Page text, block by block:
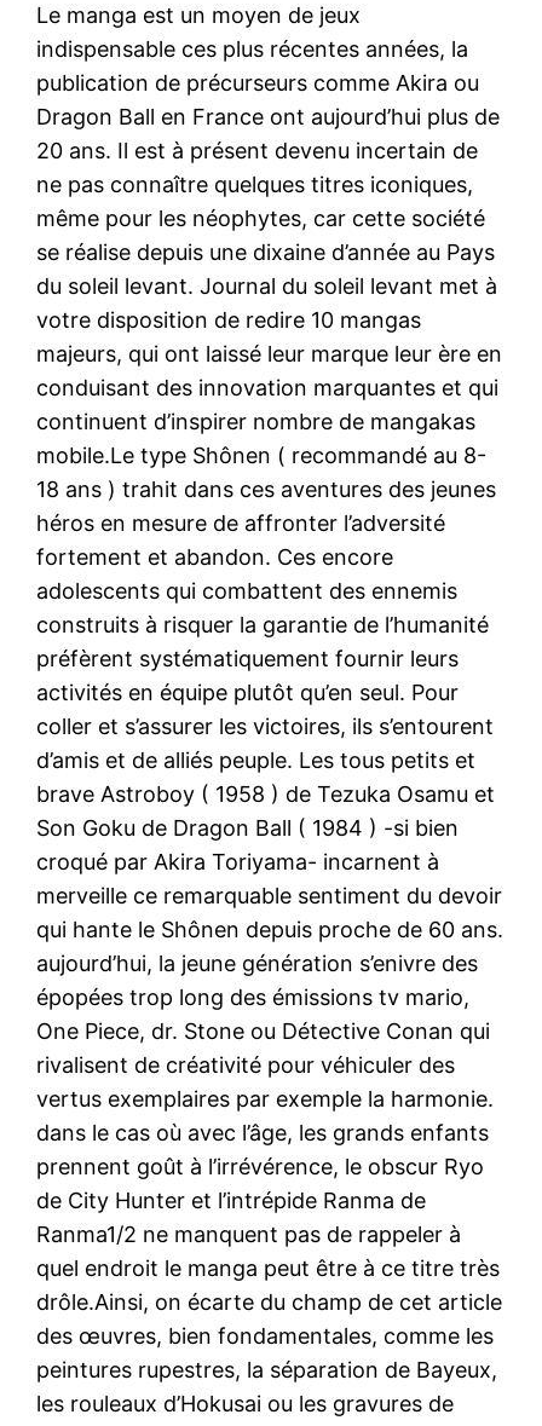
Le manga est un moyen de jeux
indispensable ces plus récentes années, la
publication de précurseurs comme Akira ou
Dragon Ball en France ont aujourd’hui plus de
20 ans. Il est à présent devenu incertain de
ne pas connaître quelques titres iconiques,
même pour les néophytes, car cette société
se réalise depuis une dixaine d’année au Pays
du soleil levant. Journal du soleil levant met à
votre disposition de redire 10 mangas
majeurs, qui ont laissé leur marque leur ère en
conduisant des innovation marquantes et qui
continuent d’inspirer nombre de mangakas
mobile.Le type Shônen ( recommandé au 8-
18 ans ) trahit dans ces aventures des jeunes
héros en mesure de affronter l’adversité
fortement et abandon. Ces encore
adolescents qui combattent des ennemis
construits à risquer la garantie de l’humanité
préfèrent systématiquement fournir leurs
activités en équipe plutôt qu’en seul. Pour
coller et s’assurer les victoires, ils s’entourent
d’amis et de alliés peuple. Les tous petits et
brave Astroboy ( 1958 ) de Tezuka Osamu et
Son Goku de Dragon Ball ( 1984 ) -si bien
croqué par Akira Toriyama- incarnent à
merveille ce remarquable sentiment du devoir
qui hante le Shônen depuis proche de 60 ans.
aujourd’hui, la jeune génération s’enivre des
épopées trop long des émissions tv mario,
One Piece, dr. Stone ou Détective Conan qui
rivalisent de créativité pour véhiculer des
vertus exemplaires par exemple la harmonie.
dans le cas où avec l’âge, les grands enfants
prennent goût à l’irrévérence, le obscur Ryo
de City Hunter et l’intrépide Ranma de
Ranma1/2 ne manquent pas de rappeler à
quel endroit le manga peut être à ce titre très
drôle.Ainsi, on écarte du champ de cet article
des œuvres, bien fondamentales, comme les
peintures rupestres, la séparation de Bayeux,
les rouleaux d’Hokusai ou les gravures de